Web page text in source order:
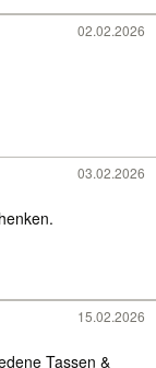
02.02.2026
03.02.2026
15.02.2026
Tassen &